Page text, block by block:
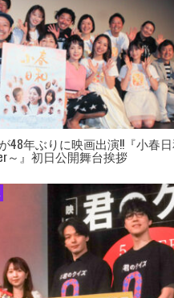
48年ぶりに映画出演!!『小春日
～』初日公開舞台挨拶